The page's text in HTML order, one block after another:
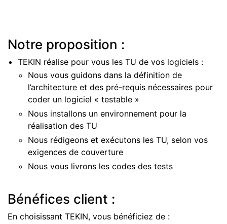
Notre proposition :
TEKIN réalise pour vous les TU de vos logiciels :
Nous vous guidons dans la définition de
l’architecture et des pré-requis nécessaires pour
coder un logiciel « testable »
Nous installons un environnement pour la
réalisation des TU
Nous rédigeons et exécutons les TU, selon vos
exigences de couverture
Nous vous livrons les codes des tests
Bénéfices client :
En choisissant TEKIN, vous bénéficiez de :